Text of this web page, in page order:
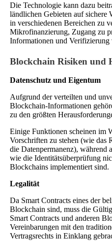
Die Technologie kann dazu
ländlichen Gebieten auf sichere
in verschiedenen Bereichen zu
Mikrofinanzierung, Zugang zu
Informationen und Verifizierung
Blockchain Risiken und
Datenschutz und Eigentum
Aufgrund der verteilten und
Blockchain-Informationen
zu den größten
Einige Funktionen scheinen im
Vorschriften zu stehen (wie das
die Datenpermanenz), während
wie die Identitätsüberprüfung
Blockchains implementiert sind.
Legalität
Da Smart Contracts eines der
Blockchain sind, muss die
Smart Contracts und anderen
Vereinbarungen mit den
Vertragsrechts in Einklang